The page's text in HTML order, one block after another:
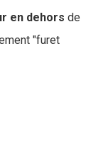
en dehors de
"furet